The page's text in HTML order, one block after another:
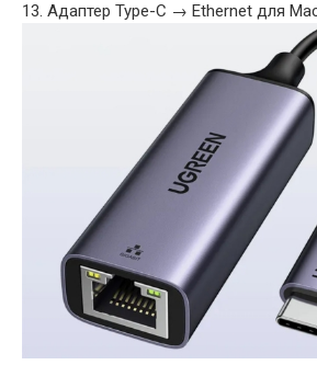
13. Адаптер Type-C → Ethernet для